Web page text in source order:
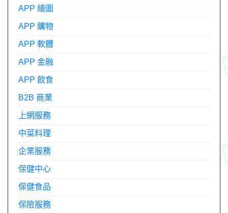
APP 繪圖
APP 購物
APP 軟體
APP 金融
APP 飲食
B2B 商業
上網服務
中菜料理
企業服務
保健中心
保健食品
保險服務